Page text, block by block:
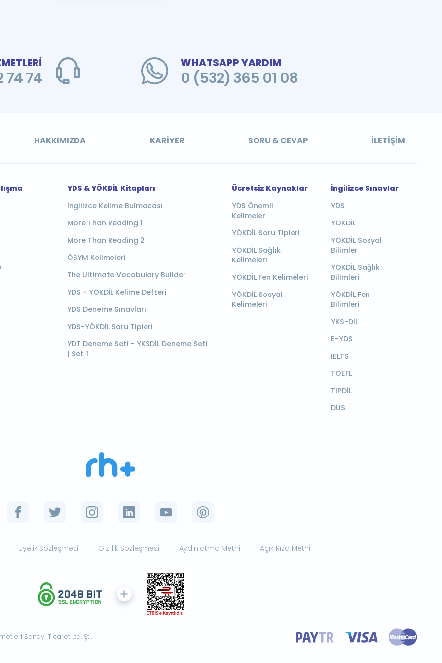
74
WHATSAPP YARDIM
0 (532) 365 01 08
HAKKIMIZDA KARIYER SORU & CEVAP İLETIŞIM
YDS & YÖKDİL Kitapları
İngilizce Kelime Bulmacası
More Than Reading 1
More Than Reading 2
ÖSYM Kelimeleri
The Ultimate Vocabulary Builder
YDS - YÖKDİL Kelime Defteri
YDS Deneme Sınavları
YDS-YÖKDİL Soru Tipleri
YDT Deneme Seti - YKSDİL Deneme Seti
| Set 1
Ücretsiz Kaynaklar
YDS Önemli
Kelimeler
YÖKDİL Soru Tipleri
YÖKDİL Sağlık
Kelimeleri
YÖKDİL Fen Kelimeleri
YÖKDİL Sosyal
Kelimeleri
İngilizce Sınavlar
YDS
YÖKDİL
YÖKDİL Sosyal
Bilimler
YÖKDİL Sağlık
Bilimleri
YÖKDİL Fen
Bilimleri
YKS-DİL
E-YDS
IELTS
TOEFL
TIPDİL
DUS
Üyelik Sözleşmesi Gizlilik Sözleşmesi Aydınlatma Metni Açık Rıza Metni
Sanayi Ticaret Ltd. Şti.